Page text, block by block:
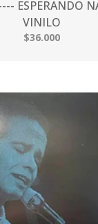
ESPERANDO
VINILO
$36.000